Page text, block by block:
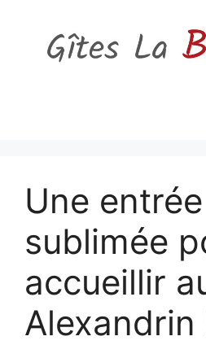
contenu
Une entrée
sublimée
accueillir
Alexandrin